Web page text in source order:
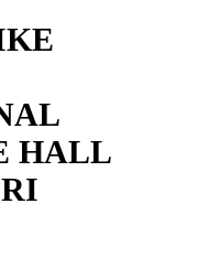
HALL